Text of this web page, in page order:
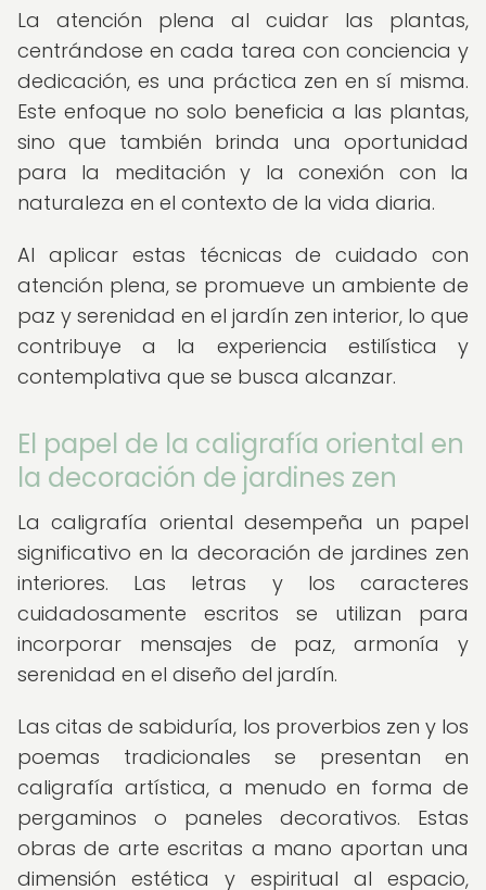
La atención plena al cuidar las plantas,
centrándose en cada tarea con conciencia y
dedicación, es una práctica zen en sí misma.
Este enfoque no solo beneficia a las plantas,
sino que también brinda una oportunidad
para la meditación y la conexión con la
naturaleza en el contexto de la vida diaria.
Al aplicar estas técnicas de cuidado con
atención plena, se promueve un ambiente de
paz y serenidad en el jardín zen interior, lo que
contribuye a la experiencia estilística y
contemplativa que se busca alcanzar.
El papel de la caligrafía oriental en
la decoración de jardines zen
La caligrafía oriental desempeña un papel
significativo en la decoración de jardines zen
interiores. Las letras y los caracteres
cuidadosamente escritos se utilizan para
incorporar mensajes de paz, armonía y
serenidad en el diseño del jardín.
Las citas de sabiduría, los proverbios zen y los
poemas tradicionales se presentan en
caligrafía artística, a menudo en forma de
pergaminos o paneles decorativos. Estas
obras de arte escritas a mano aportan una
dimensión estética y espiritual al espacio,